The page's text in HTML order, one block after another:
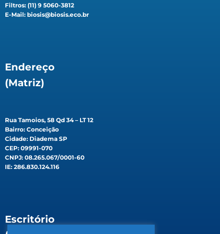
Filtros: (11) 9 5060-3812
E-Mail: biosis@biosis.eco.br
Endereço
(Matriz)
Rua Tamoios, 58 Qd 34 – LT 12
Bairro: Conceição
Cidade: Diadema SP
CEP: 09991-070
CNPJ: 08.265.067/0001-60
IE: 286.830.124.116
Escritório